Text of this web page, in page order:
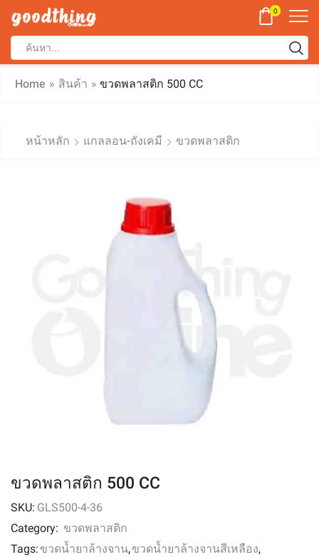
0
Home » สินค้า » ขวดพลาสติก 500 CC
หน้าหลัก แกลลอน-ถังเคมี ขวดพลาสติก
ขวดพลาสติก 500 CC
SKU: GLS500-4-36
Category: ขวดพลาสติก
Tags: ขวดน้ำยาล้างจาน,ขวดน้ำยาล้างจานสีเหลือง,